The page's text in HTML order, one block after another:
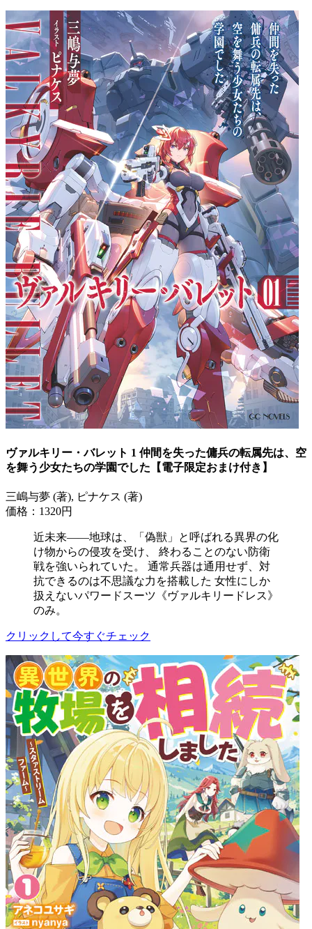
ヴァルキリー・バレット 1 仲間を失った傭兵の転属先は、空
を舞う少女たちの学園でした【電子限定おまけ付き】
三嶋与夢 (著), ピナケス (著)
価格：1320円
近未来――地球は、「偽獣」と呼ばれる異界の化
け物からの侵攻を受け、 終わることのない防衛
戦を強いられていた。 通常兵器は通用せず、対
抗できるのは不思議な力を搭載した 女性にしか
扱えないパワードスーツ《ヴァルキリードレス》
のみ。
クリックして今すぐチェック